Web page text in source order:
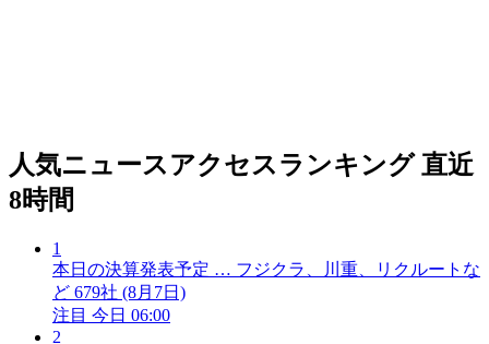
人気ニュースアクセスランキング 直近
8時間
1
本日の決算発表予定 … フジクラ、川重、リクルートな
ど 679社 (8月7日)
注目 今日 06:00
2